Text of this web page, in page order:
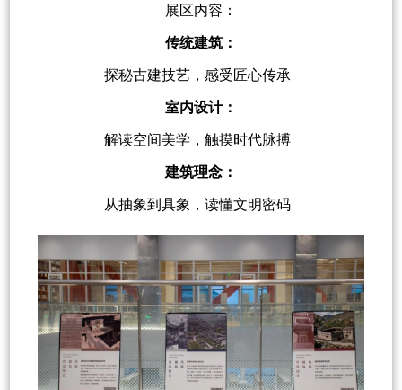
展区内容：
传统建筑：
探秘古建技艺，感受匠心传承
室内设计：
解读空间美学，触摸时代脉搏
建筑理念：
从抽象到具象，读懂文明密码